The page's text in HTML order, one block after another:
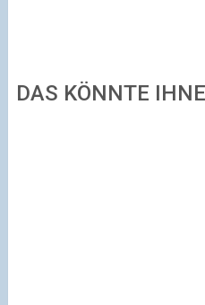
DAS KÖNNTE